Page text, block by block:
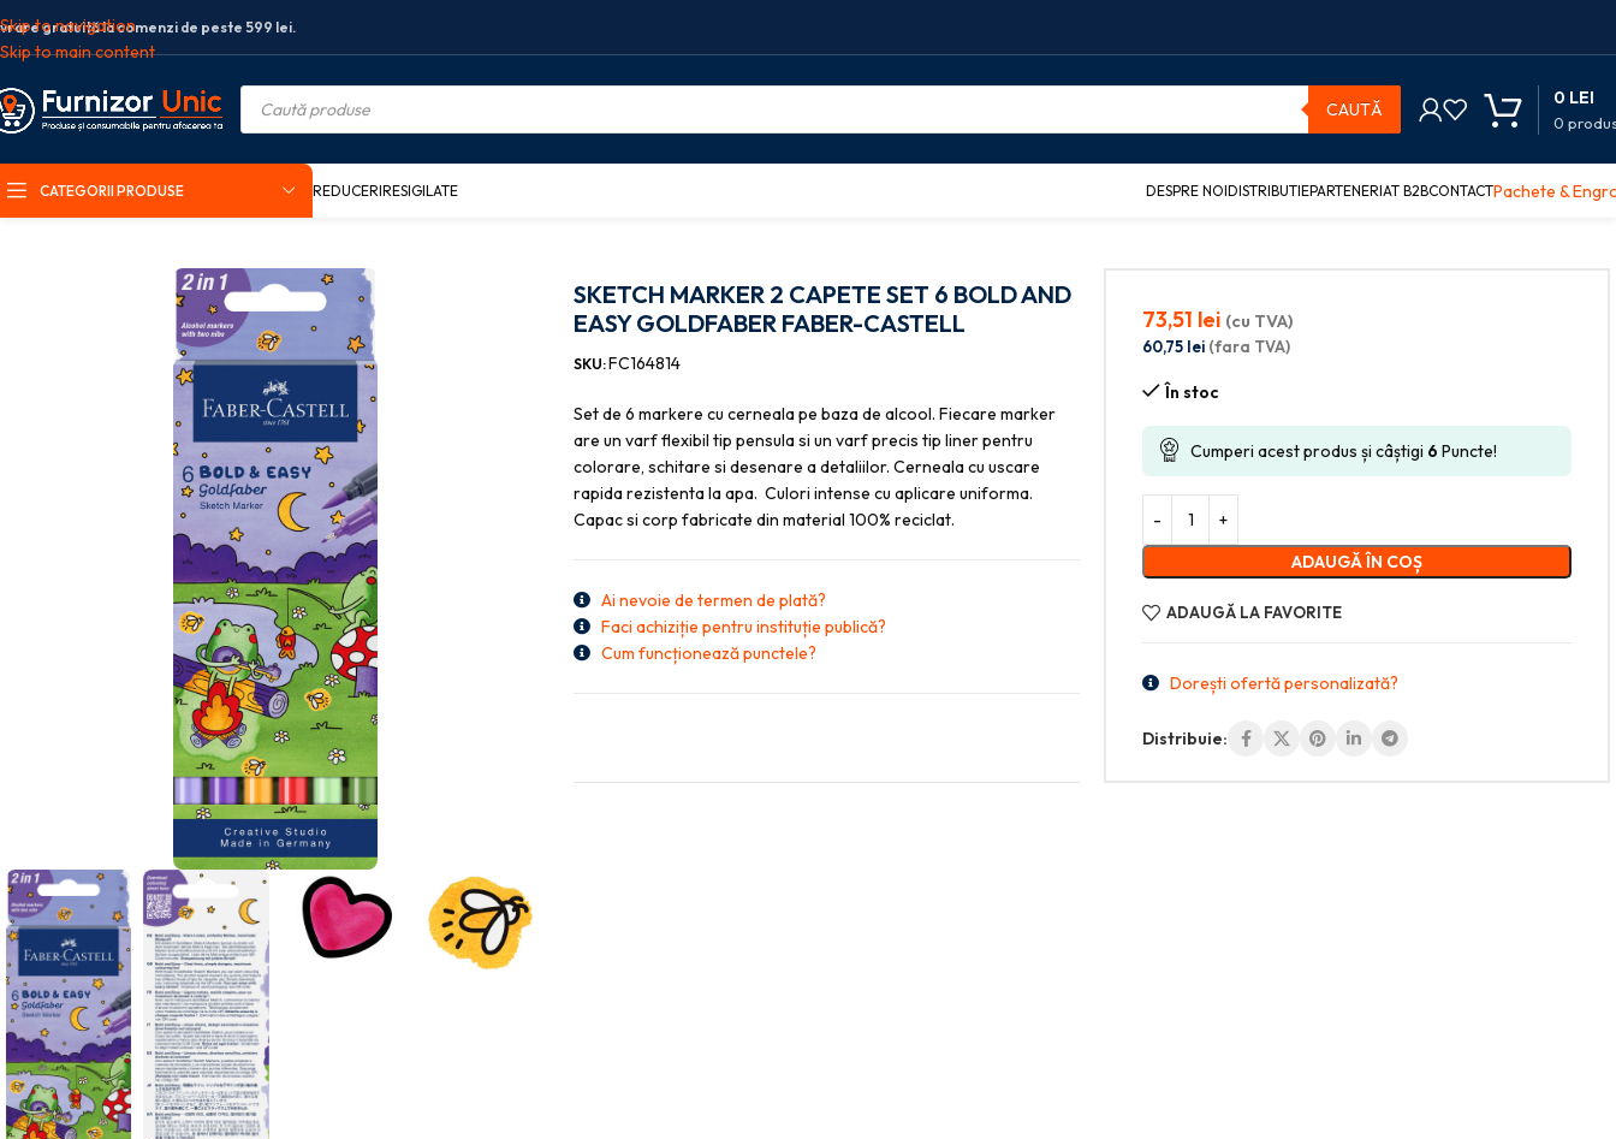
Skip to navigation
Skip to main content
gratuită la comenzi de peste 599 lei.
CAUTĂ
0
0 LEI
CATEGORII PRODUSE REDUCERIRESIGILATE DESPRE NOIDISTRIBUTIEPARTENERIAT B2BCONTACTPachete &
SKETCH MARKER 2 CAPETE SET 6 BOLD AND
EASY GOLDFABER FABER-CASTELL
SKU:FC164814
Set de 6 markere cu cerneala pe baza de alcool. Fiecare marker
are un varf flexibil tip pensula si un varf precis tip liner pentru
colorare, schitare si desenare a detaliilor. Cerneala cu uscare
rapida rezistenta la apa. Culori intense cu aplicare uniforma.
Capac si corp fabricate din material 100% reciclat.
Ai nevoie de termen de plată?
Faci achiziție pentru instituție publică?
Cum funcționează punctele?
73,51 lei (cu TVA)
60,75 lei (fara TVA)
În stoc
Cumperi acest produs și câștigi 6 Puncte!
ADAUGĂ ÎN COȘ
ADAUGĂ LA FAVORITE
Dorești ofertă personalizată?
Distribuie: